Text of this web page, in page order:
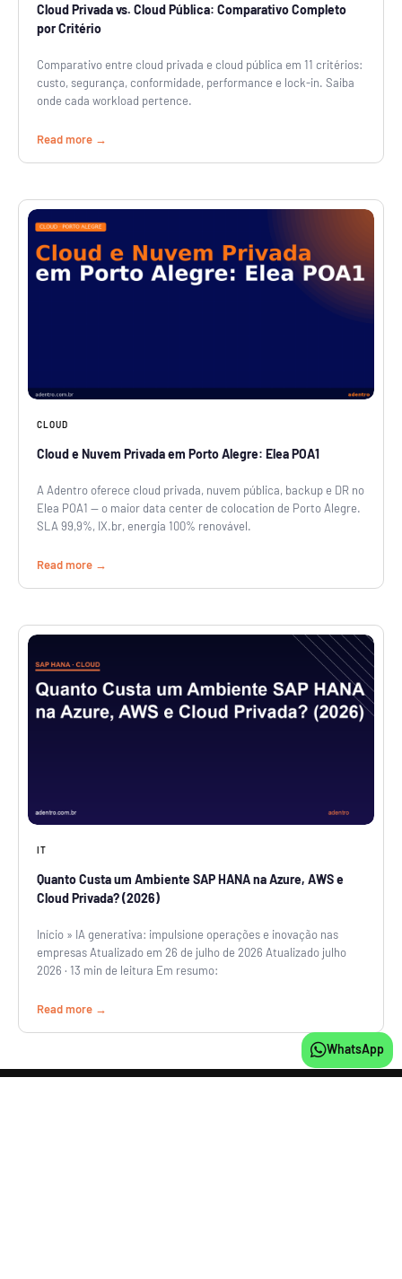
Cloud Privada vs. Cloud Pública: Comparativo Completo
por Critério
Comparativo entre cloud privada e cloud pública em 11 critérios:
custo, segurança, conformidade, performance e lock-in. Saiba
onde cada workload pertence.
Read more
CLOUD
Cloud e Nuvem Privada em Porto Alegre: Elea POA1
A Adentro oferece cloud privada, nuvem pública, backup e DR no
Elea POA1 — o maior data center de colocation de Porto Alegre.
SLA 99,9%, IX.br, energia 100% renovável.
Read more
IT
Quanto Custa um Ambiente SAP HANA na Azure, AWS e
Cloud Privada? (2026)
Início » IA generativa: impulsione operações e inovação nas
empresas Atualizado em 26 de julho de 2026 Atualizado julho
2026 · 13 min de leitura Em resumo:
Read more
WhatsApp